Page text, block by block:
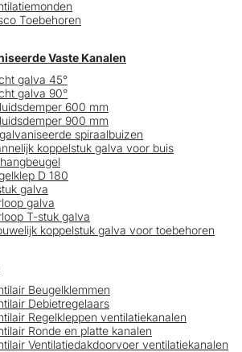
Toebehoren
Vaste Kanalen
galva 45°
galva 90°
600 mm
900 mm
spiraalbuizen
koppelstuk galva voor buis
D 180
galva
galva
T-stuk galva
koppelstuk galva voor toebehoren
Beugelklemmen
Debietregelaars
Regelkleppen ventilatiekanalen
Ronde en platte kanalen
Ventilatiedakdoorvoer ventilatiekanalen